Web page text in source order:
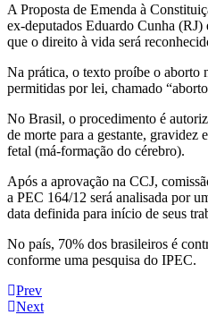
A Proposta de Emenda à
ex-deputados Eduardo Cunha
que o direito à vida será
Na prática, o texto proíbe o aborto
permitidas por lei, chamado
No Brasil, o procedimento é
de morte para a gestante, gravidez
fetal (má-formação do cérebro).
Após a aprovação na CCJ,
a PEC 164/12 será analisada por
data definida para início de seus
No país, 70% dos brasileiros é
conforme uma pesquisa do IPEC.
Prev
Next